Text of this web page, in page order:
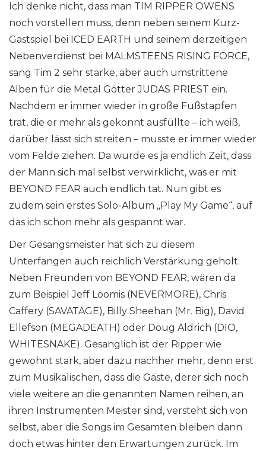
Ich denke nicht, dass man TIM RIPPER OWENS
noch vorstellen muss, denn neben seinem Kurz-
Gastspiel bei ICED EARTH und seinem derzeitigen
Nebenverdienst bei MALMSTEENS RISING FORCE,
sang Tim 2 sehr starke, aber auch umstrittene
Alben für die Metal Götter JUDAS PRIEST ein.
Nachdem er immer wieder in große Fußstapfen
trat, die er mehr als gekonnt ausfüllte – ich weiß,
darüber lässt sich streiten – musste er immer wieder
vom Felde ziehen. Da wurde es ja endlich Zeit, dass
der Mann sich mal selbst verwirklicht, was er mit
BEYOND FEAR auch endlich tat. Nun gibt es
zudem sein erstes Solo-Album „Play My Game“, auf
das ich schon mehr als gespannt war.
Der Gesangsmeister hat sich zu diesem
Unterfangen auch reichlich Verstärkung geholt.
Neben Freunden von BEYOND FEAR, wären da
zum Beispiel Jeff Loomis (NEVERMORE), Chris
Caffery (SAVATAGE), Billy Sheehan (Mr. Big), David
Ellefson (MEGADEATH) oder Doug Aldrich (DIO,
WHITESNAKE). Gesanglich ist der Ripper wie
gewohnt stark, aber dazu nachher mehr, denn erst
zum Musikalischen, dass die Gäste, derer sich noch
viele weitere an die genannten Namen reihen, an
ihren Instrumenten Meister sind, versteht sich von
selbst, aber die Songs im Gesamten bleiben dann
doch etwas hinter den Erwartungen zurück. Im